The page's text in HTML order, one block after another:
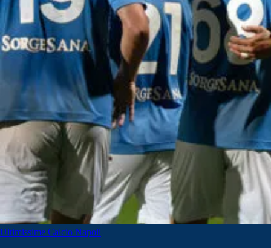
Ultimissime Calcio Napoli